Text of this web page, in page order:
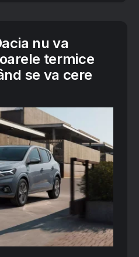
nu va
termice
se va cere